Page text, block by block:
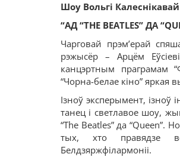
Шоу Вольгі Калеснікавай
“АД“THE BEATLES” ДА
Чарговай прэм’ерай
рэжысёр – Арцём
канцэртным праграмам
“Чорна-белае кіно” яркая
Ізноў эксперымент, ізноў
танец і светлавое шоу,
“The Beatles” да “Queen”.
тых, хто правядзе
Белдзяржфілармоніі.